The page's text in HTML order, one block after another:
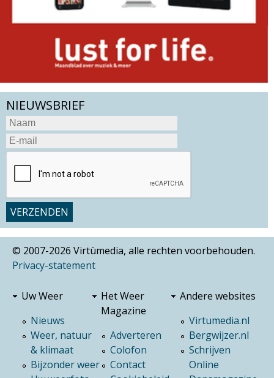
NIEUWSBRIEF
© 2007-2026 Virtùmedia, alle rechten voorbehouden.
Privacy-statement
Uw Weer
Nieuws
Weer, natuur
& klimaat
Bijzonder weer
Het Weer
Magazine
Adverteren
Colofon
Contact
Andere websites
Virtumedia.nl
Bergwijzer.nl
Schrijven
Online